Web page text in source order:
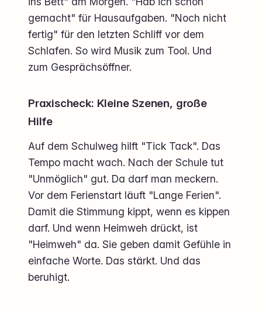
gemacht" für Hausaufgaben. "Noch nicht
fertig" für den letzten Schliff vor dem
Schlafen. So wird Musik zum Tool. Und
zum Gesprächsöffner.
Praxischeck: Kleine Szenen, große
Hilfe
Auf dem Schulweg hilft "Tick Tack". Das
Tempo macht wach. Nach der Schule tut
"Unmöglich" gut. Da darf man meckern.
Vor dem Ferienstart läuft "Lange Ferien".
Damit die Stimmung kippt, wenn es kippen
darf. Und wenn Heimweh drückt, ist
"Heimweh" da. Sie geben damit Gefühle in
einfache Worte. Das stärkt. Und das
beruhigt.